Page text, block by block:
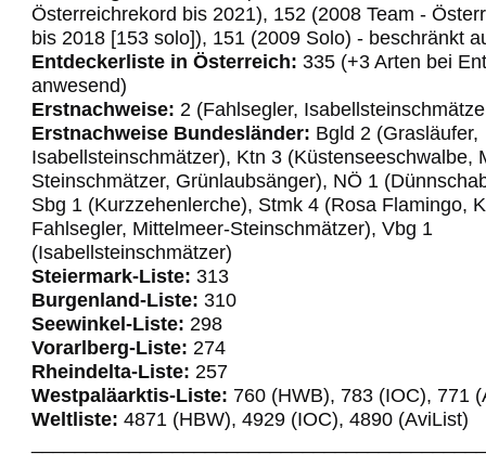
Österreichrekord bis 2021), 152 (2008 Team -
bis 2018 [153 solo]), 151 (2009 Solo) - beschränkt
Entdeckerliste in Österreich: 335 (+3 Arten bei
anwesend)
Erstnachweise: 2 (Fahlsegler,
Erstnachweise Bundesländer: Bgld 2 (Grasläufer,
Isabellsteinschmätzer), Ktn 3 (Küstenseeschwalbe,
Steinschmätzer, Grünlaubsänger), NÖ 1
Sbg 1 (Kurzzehenlerche), Stmk 4 (Rosa Flamingo,
Fahlsegler, Mittelmeer-Steinschmätzer), Vbg 1
(Isabellsteinschmätzer)
Steiermark-Liste: 313
Burgenland-Liste: 310
Seewinkel-Liste: 298
Vorarlberg-Liste: 274
Rheindelta-Liste: 257
Westpaläarktis-Liste: 760 (HWB), 783 (IOC), 771
Weltliste: 4871 (HBW), 4929 (IOC), 4890 (AviList)